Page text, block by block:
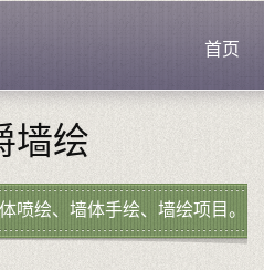
首页
墙绘
喷绘、墙体手绘、墙绘项目。